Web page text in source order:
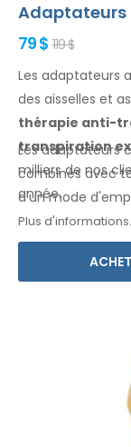
Adaptateurs
79 $ 119 $
Les adaptateurs
des aisselles et
thérapie anti-
transpiration
milliers de nos
année.
Les adaptateurs
combinés avec
d'un mode d'
Plus